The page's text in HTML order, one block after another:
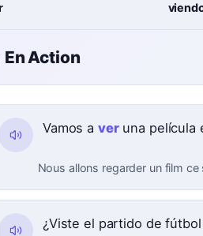
En Action
Vamos a veruna película
Nous allons regarder un film ce
¿Viste el partido de fútbol